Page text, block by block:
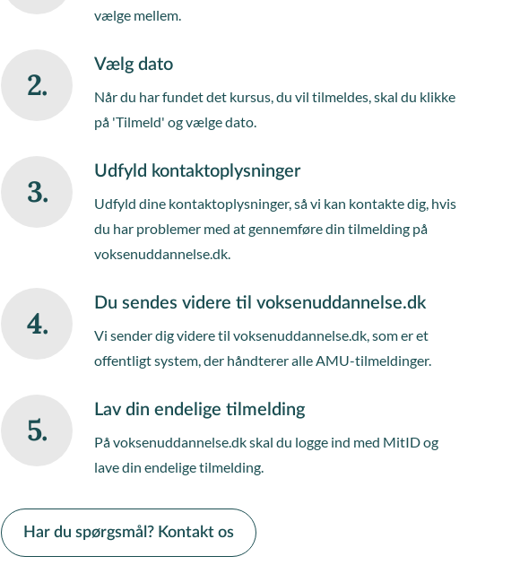
vælge mellem.
2.
Vælg dato
Når du har fundet det kursus, du vil tilmeldes, skal du klikke
på 'Tilmeld' og vælge dato.
3.
Udfyld kontaktoplysninger
Udfyld dine kontaktoplysninger, så vi kan kontakte dig, hvis
du har problemer med at gennemføre din tilmelding på
voksenuddannelse.dk.
4.
Du sendes videre til voksenuddannelse.dk
Vi sender dig videre til voksenuddannelse.dk, som er et
offentligt system, der håndterer alle AMU-tilmeldinger.
5.
Lav din endelige tilmelding
På voksenuddannelse.dk skal du logge ind med MitID og
lave din endelige tilmelding.
Har du spørgsmål? Kontakt os